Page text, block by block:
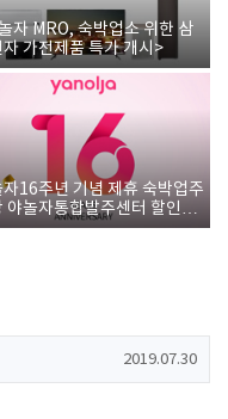
자 MRO, 숙박업소 위한 삼
자 가전제품 특가 개시>
자16주년 기념 제휴 숙박업주
야놀자통합발주센터 할인쿠
정
2019.07.30